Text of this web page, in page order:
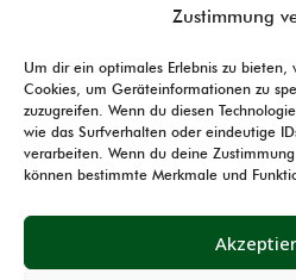
Zustimmung
Um dir ein optimales Erlebnis zu bieten,
Cookies, um Geräteinformationen zu
zuzugreifen. Wenn du diesen
wie das Surfverhalten oder eindeutige
verarbeiten. Wenn du deine
können bestimmte Merkmale und
die Anwesenden vom Team des
kalten und warmen Getränken
Preisen bestens versorgt.
Am Ende des Tages standen
Kreiskinderkönig/
Krone: Leonie Gunkel, Laasphe